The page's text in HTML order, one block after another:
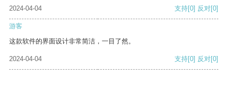
2024-04-04 支持[0] 反对[0]
游客
这款软件的界面设计非常简洁，一目了然。
2024-04-04 支持[0] 反对[0]